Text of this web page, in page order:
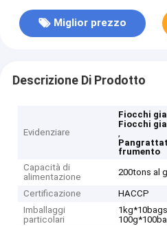
Miglior prezzo
Descrizione Di Prodotto
Evidenziare
Fiocchi
Fiocchi
,
frumento
Capacità di
alimentazione
200tons al
Certificazione
HACCP
Imballaggi
particolari